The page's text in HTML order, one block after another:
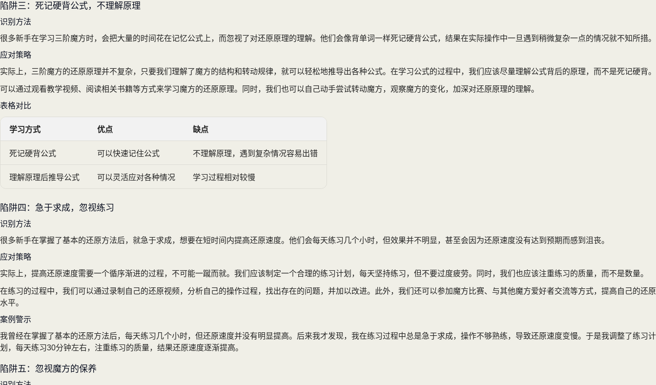
陷阱三：死记硬背公式，不理解原理
识别方法
很多新手在学习三阶魔方时，会把大量的时间花在记忆公式上，而忽视了对还原原理的理解。他们会像背单词一样死记硬背公式，结果在实际操作中一旦遇到稍微复杂一点的情况就不知所措。
应对策略
实际上，三阶魔方的还原原理并不复杂，只要我们理解了魔方的结构和转动规律，就可以轻松地推导出各种公式。在学习公式的过程中，我们应该尽量理解公式背后的原理，而不是死记硬背。
可以通过观看教学视频、阅读相关书籍等方式来学习魔方的还原原理。同时，我们也可以自己动手尝试转动魔方，观察魔方的变化，加深对还原原理的理解。
表格对比
学习方式 优点 缺点
死记硬背公式 可以快速记住公式 不理解原理，遇到复杂情况容易出错
理解原理后推导公式 可以灵活应对各种情况 学习过程相对较慢
陷阱四：急于求成，忽视练习
识别方法
很多新手在掌握了基本的还原方法后，就急于求成，想要在短时间内提高还原速度。他们会每天练习几个小时，但效果并不明显，甚至会因为还原速度没有达到预期而感到沮丧。
应对策略
实际上，提高还原速度需要一个循序渐进的过程，不可能一蹴而就。我们应该制定一个合理的练习计划，每天坚持练习，但不要过度疲劳。同时，我们也应该注重练习的质量，而不是数量。
在练习的过程中，我们可以通过录制自己的还原视频，分析自己的操作过程，找出存在的问题，并加以改进。此外，我们还可以参加魔方比赛、与其他魔方爱好者交流等方式，提高自己的还原
水平。
案例警示
我曾经在掌握了基本的还原方法后，每天练习几个小时，但还原速度并没有明显提高。后来我才发现，我在练习过程中总是急于求成，操作不够熟练，导致还原速度变慢。于是我调整了练习计
划，每天练习30分钟左右，注重练习的质量，结果还原速度逐渐提高。
陷阱五：忽视魔方的保养